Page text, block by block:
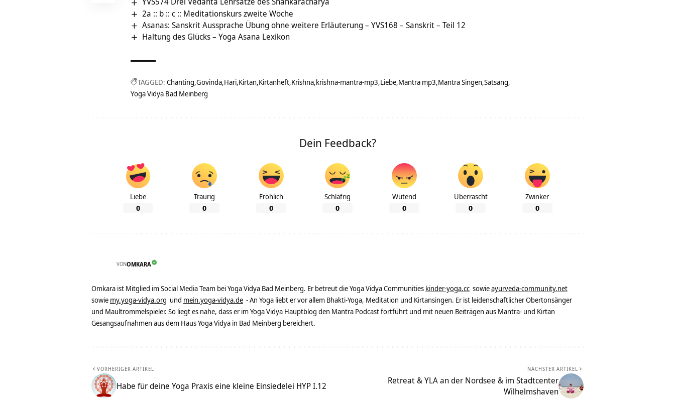
2a :: b :: c :: Meditationskurs zweite Woche
Asanas: Sanskrit Aussprache Übung ohne weitere Erläuterung – YVS168 – Sanskrit – Teil 12
Haltung des Glücks – Yoga Asana Lexikon
TAGGED: Chanting Govinda Hari Kirtan Kirtanheft Krishna krishna-mantra-mp3 Liebe Mantra mp3 Mantra Singen Satsang
Yoga Vidya Bad Meinberg
Dein Feedback?
Liebe
0
Traurig
0
Fröhlich
0
Schläfrig
0
Wütend
0
Überrascht
0
Zwinker
0
VONOMKARA
Omkara ist Mitglied im Social Media Team bei Yoga Vidya Bad Meinberg. Er betreut die Yoga Vidya Communities kinder-yoga.cc sowieayurveda-community.net
sowie my.yoga-vidya.org und mein.yoga-vidya.de - An Yoga liebt er vor allem Bhakti-Yoga, Meditation und Kirtansingen. Er ist leidenschaftlicher Obertonsänger
und Maultrommelspieler. So liegt es nahe, dass er im Yoga Vidya Hauptblog den Mantra Podcast fortführt und mit neuen Beiträgen aus Mantra- und Kirtan
Gesangsaufnahmen aus dem Haus Yoga Vidya in Bad Meinberg bereichert.
VORHERIGER ARTIKEL
Habe für deine Yoga Praxis eine kleine Einsiedelei HYP I.12
NÄCHSTER ARTIKEL
Retreat & YLA an der Nordsee & im Stadtcenter
Wilhelmshaven